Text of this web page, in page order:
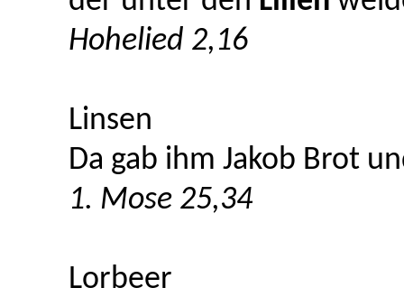
Hohelied 2,16
Linsen
Da gab ihm Jakob Brot
1. Mose 25,34
Lorbeer